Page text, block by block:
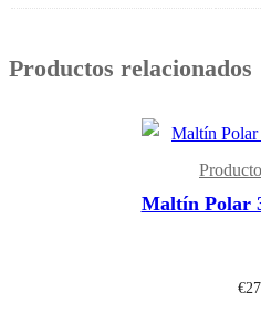
Productos relacionados
Maltín Polar
€